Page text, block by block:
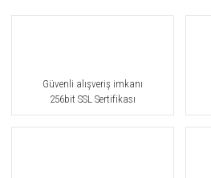
Güvenli alışveriş imkanı
256bit SSL Sertifikası